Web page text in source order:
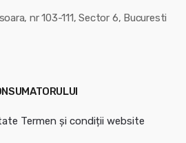
nr 103-111, Sector 6, Bucuresti
Termen și condiții website